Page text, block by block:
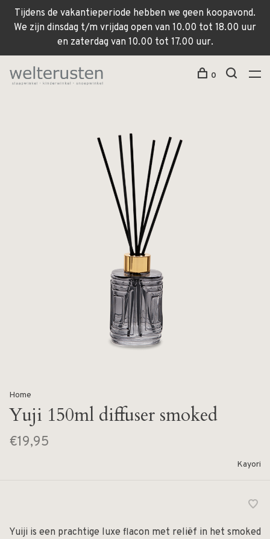
Tijdens de vakantieperiode hebben we geen koopavond.
We zijn dinsdag t/m vrijdag open van 10.00 tot 18.00 uur
en zaterdag van 10.00 tot 17.00 uur.
0
Home
Yuji 150ml diffuser smoked
€19,95
Kayori
Yuiji is een prachtige luxe flacon met reliëf in het smoked